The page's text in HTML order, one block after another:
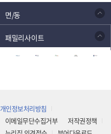
면/동
패밀리사이트
개인정보처리방침
이메일무단수집거부
저작권정책